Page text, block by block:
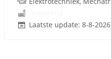
Laatste update: 8-8-2026